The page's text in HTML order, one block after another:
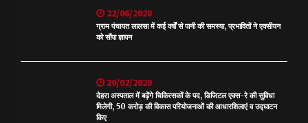
22/06/2020
ग्राम पंचायत लालसा में कई वर्षों से पानी की समस्या, प्रभावितों ने एक्सीयन
को सौंपा ज्ञापन
20/02/2020
देहरा अस्पताल में बढ़ेंगे चिकित्सकों के पद, डिजिटल एक्स-रे की सुविधा
मिलेगी, 50 करोड़ की विकास परियोजनाओं की आधारशिलाएं व उद्घाटन
किए